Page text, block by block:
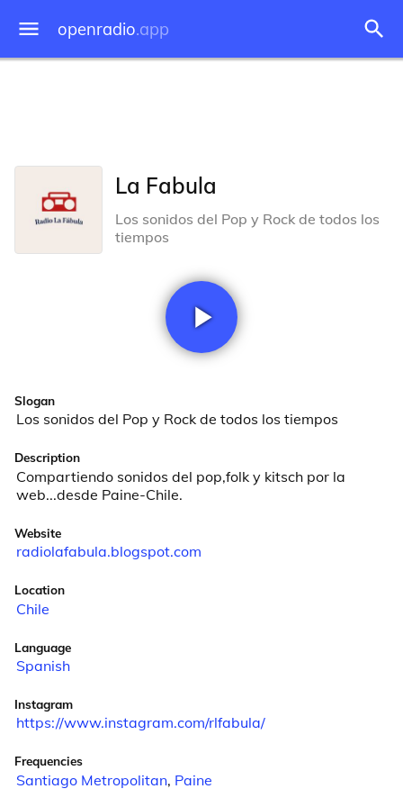
openradio.app
La Fabula
Los sonidos del Pop y Rock de todos los
tiempos
Slogan
Los sonidos del Pop y Rock de todos los tiempos
Description
Compartiendo sonidos del pop,folk y kitsch por la
web...desde Paine-Chile.
Website
radiolafabula.blogspot.com
Location
Chile
Language
Spanish
Instagram
https://www.instagram.com/rlfabula/
Frequencies
Santiago Metropolitan, Paine